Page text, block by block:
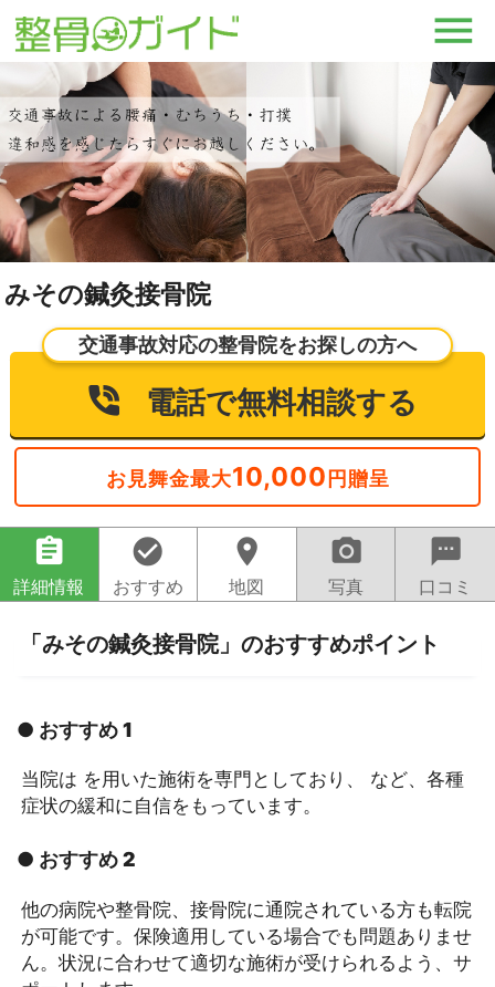
みその鍼灸接骨院
交通事故対応の整骨院をお探しの方へ
電話で無料相談する
お見舞金最大10,000 円贈呈
assignment
詳細情報
check_circle
おすすめ
location_on
地図
camera_alt
写真
sms
口コミ
「みその鍼灸接骨院」のおすすめポイント
● おすすめ 1
当院は を用いた施術を専門としており、 など、各種
症状の緩和に自信をもっています。
● おすすめ 2
他の病院や整骨院、接骨院に通院されている方も転院
が可能です。保険適用している場合でも問題ありませ
ん。状況に合わせて適切な施術が受けられるよう、サ